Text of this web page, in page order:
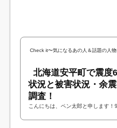
Check it〜気になるあの人＆話題の人
北海道安平町で震度
状況と被害状況・余
調査！
こんにちは、ペン太郎と申します